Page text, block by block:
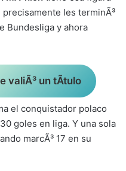
precisamente les terminÃ³
Bundesliga y ahora
valiÃ³ un tÃ­tulo
el conquistador polaco
goles en liga. Y una sola
marcÃ³ 17 en su